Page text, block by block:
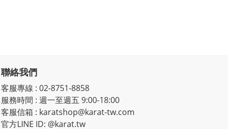
聯絡我們
客服專線 : 02-8751-8858
服務時間 : 週一至週五 9:00-18:00
客服信箱 : karatshop@karat-tw.com
官方LINE ID: @karat.tw